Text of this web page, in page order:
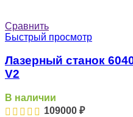
Сравнить
Быстрый просмотр
Лазерный станок
V2
В наличии
109000 ₽